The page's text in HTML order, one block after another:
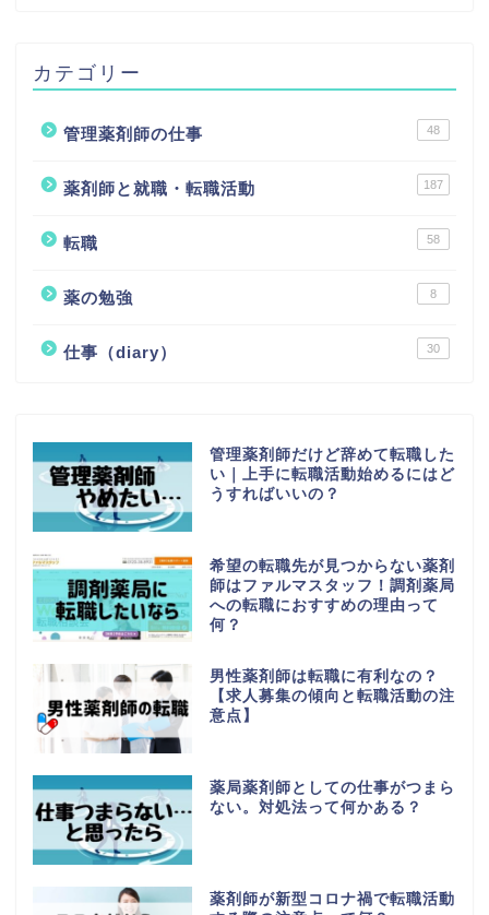
カテゴリー
管理薬剤師の仕事 48
薬剤師と就職・転職活動 187
転職 58
薬の勉強 8
仕事（diary） 30
管理薬剤師だけど辞めて転職した
い｜上手に転職活動始めるにはど
うすればいいの？
希望の転職先が見つからない薬剤
師はファルマスタッフ！調剤薬局
への転職におすすめの理由って
何？
男性薬剤師は転職に有利なの？
【求人募集の傾向と転職活動の注
意点】
薬局薬剤師としての仕事がつまら
ない。対処法って何かある？
薬剤師が新型コロナ禍で転職活動